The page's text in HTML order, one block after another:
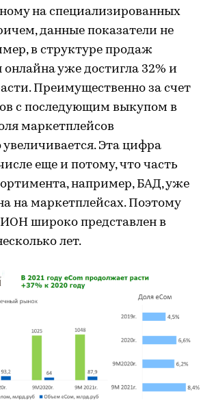
на специализированных
данные показатели не
в структуре продаж
уже достигла 32% и
Преимущественно за счет
с последующим выкупом в
маркетплейсов
Эта цифра
еще и потому, что часть
например, БАД, уже
на маркетплейсах. Поэтому
широко представлен в
лет.